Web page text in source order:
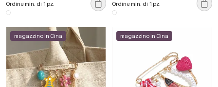
Ordine min. di 1 pz. Ordine min. di 1 pz.
magazzino in Cina magazzino in Cina